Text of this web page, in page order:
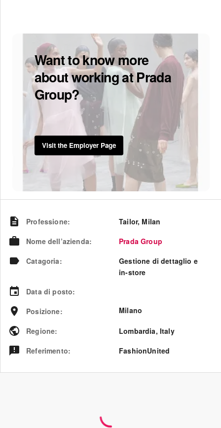
Want to know more
about working at Prada
Group?
Visit the Employer Page
Professione:
Tailor, Milan
Nome dell’azienda:
Prada Group
Catagoria:
Gestione di dettaglio e
in-store
Data di posto:
Posizione: Milano
Regione: Lombardia, Italy
Referimento: FashionUnited